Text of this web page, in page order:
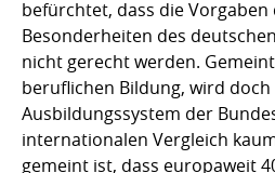
befürchtet, dass die Vorgaben
Besonderheiten des
nicht gerecht werden.
beruflichen Bildung, wird doch
Ausbildungssystem der
internationalen Vergleich
gemeint ist, dass europaweit